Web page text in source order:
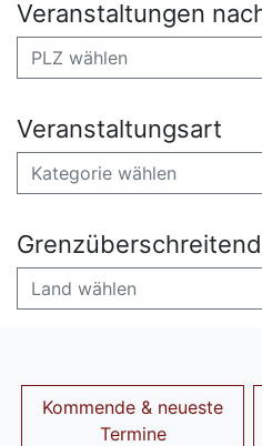
Veranstaltungen
PLZ wählen
Veranstaltungsart
Kategorie wählen
Land wählen
Kommende & neueste
Termine